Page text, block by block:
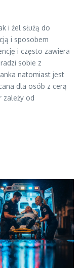
i żel służą do
i sposobem
i często zawiera
sobie z
natomiast jest
dla osób z cerą
zależy od